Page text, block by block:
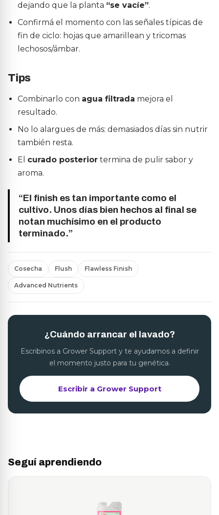
dejando que la planta “se vacíe”.
Confirmá el momento con las señales típicas de
fin de ciclo: hojas que amarillean y tricomas
lechosos/ámbar.
Tips
Combinarlo con agua filtrada mejora el
resultado.
No lo alargues de más: demasiados días sin nutrir
también resta.
El curado posterior termina de pulir sabor y
aroma.
“El finish es tan importante como el
cultivo. Unos días bien hechos al final se
notan muchísimo en el producto
terminado.”
Cosecha Flush Flawless Finish
Advanced Nutrients
¿Cuándo arrancar el lavado?
Escribinos a Grower Support y te ayudamos a definir
el momento justo para tu genética.
Escribir a Grower Support
Seguí aprendiendo